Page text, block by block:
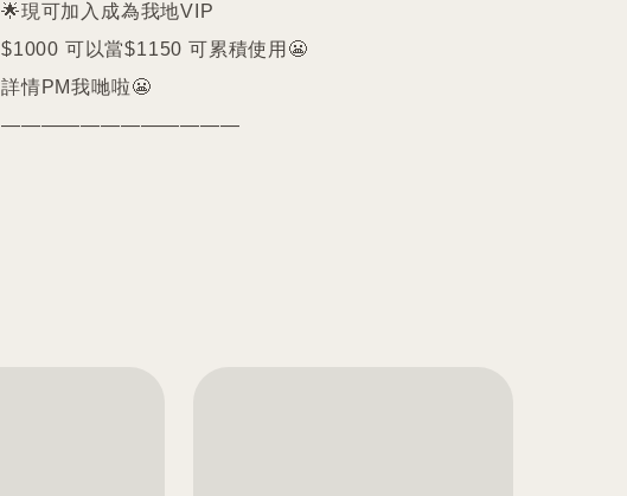
🌟現可加入成為我地VIP
$1000 可以當$1150 可累積使用😬
詳情PM我哋啦😬
————————————